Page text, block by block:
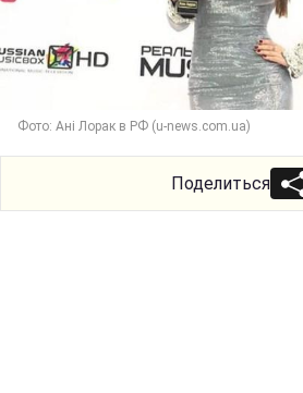
Фото: Ані Лорак в РФ (u-news.com.ua)
Поделиться